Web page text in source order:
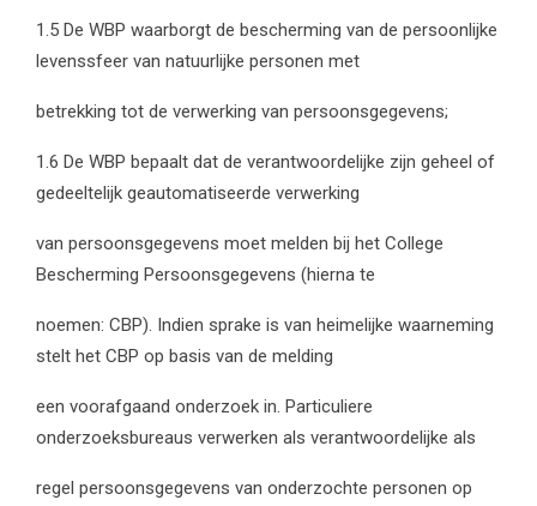
1.5 De WBP waarborgt de bescherming van de persoonlijke
levenssfeer van natuurlijke personen met
betrekking tot de verwerking van persoonsgegevens;
1.6 De WBP bepaalt dat de verantwoordelijke zijn geheel of
gedeeltelijk geautomatiseerde verwerking
van persoonsgegevens moet melden bij het College
Bescherming Persoonsgegevens (hierna te
noemen: CBP). Indien sprake is van heimelijke waarneming
stelt het CBP op basis van de melding
een voorafgaand onderzoek in. Particuliere
onderzoeksbureaus verwerken als verantwoordelijke als
regel persoonsgegevens van onderzochte personen op